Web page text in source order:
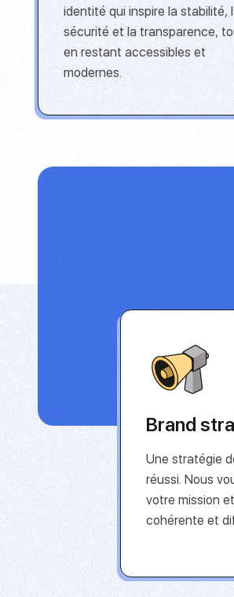
identité qui inspire la stabilité,
sécurité et la transparence,
en restant accessibles et
modernes.
Brand
Une stratégie
réussi. Nous
votre mission
cohérente et